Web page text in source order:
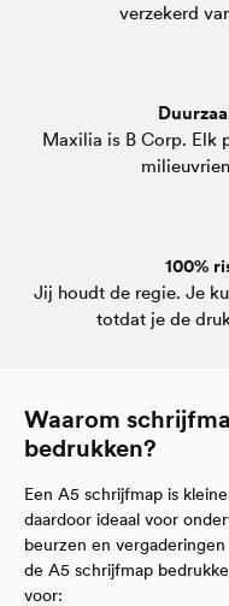
verzekerd
Maxilia is B Corp. Elk
100%
Jij houdt de regie. Je
totdat je de
Waarom
bedrukken?
Een A5 schrijfmap is
daardoor ideaal voor
beurzen en
de A5 schrijfmap
voor: